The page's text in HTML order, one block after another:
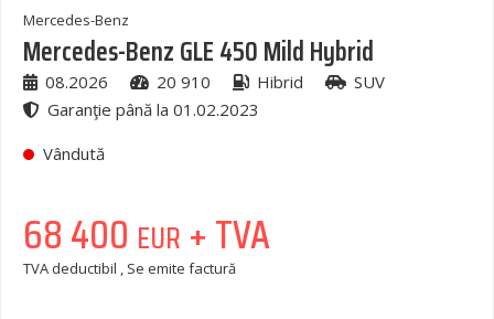
Mercedes-Benz
Mercedes-Benz GLE 450 Mild Hybrid
08.2026 20 910 Hibrid
SUV
Garanţie până la 01.02.2023
Vândută
68 400 EUR + TVA
TVA deductibil , Se emite factură